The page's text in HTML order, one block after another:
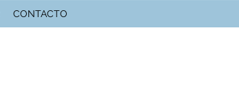
CONTACTO